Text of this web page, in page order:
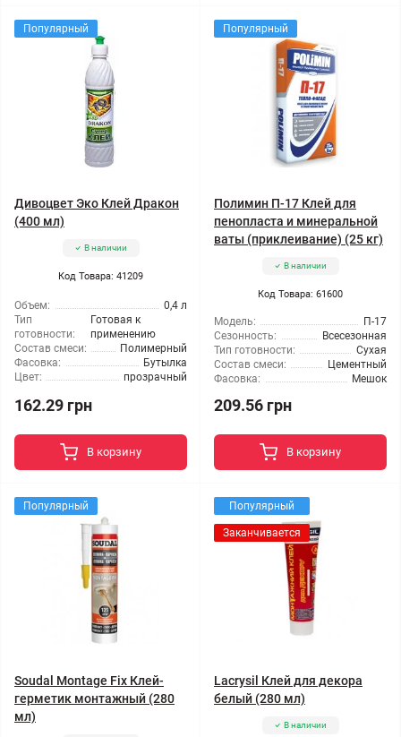
Популярный
Дивоцвет Эко Клей Дракон
(400 мл)
В наличии
Код Товара: 41209
Объем:
0,4 л
Тип
готовности:
Готовая к
применению
Состав смеси:
Полимерный
Фасовка:
Бутылка
Цвет:
прозрачный
162.29 грн
В корзину
Популярный
Полимин П-17 Клей для
пенопласта и минеральной
ваты (приклеивание) (25 кг)
В наличии
Код Товара: 61600
Модель:
П-17
Сезонность:
Всесезонная
Тип готовности:
Сухая
Состав смеси:
Цементный
Фасовка:
Мешок
209.56 грн
В корзину
Популярный
Soudal Montage Fix Клей-
герметик монтажный (280
мл)
Популярный
Заканчивается
Lacrysil Клей для декора
белый (280 мл)
В наличии